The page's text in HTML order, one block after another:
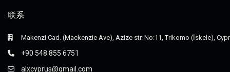
联系
Makenzi Cad. (Mackenzie Ave), Azize str. No:11, Trikomo (İskele),
+90 548 855 6751
alxcyprus@gmail.com